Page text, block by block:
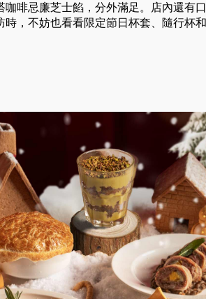
啡忌廉芝士餡，分外滿足。店內還有
，不妨也看看限定節日杯套、隨行杯和